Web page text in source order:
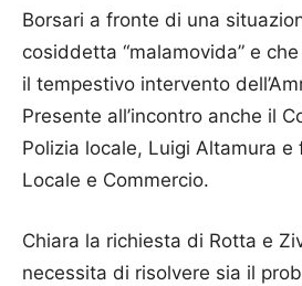
Borsari a fronte di una
cosiddetta “malamovida” e
il tempestivo intervento
Presente all’incontro anche il
Polizia locale, Luigi Altamura e
Locale e Commercio.
Chiara la richiesta di Rotta e
necessita di risolvere sia il